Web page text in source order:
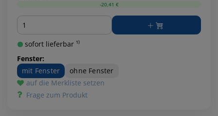
-20,41 €
Menge
sofort lieferbar ¹⁾
Fenster:
mit Fenster
ohne Fenster
auf die Merkliste setzen
Frage zum Produkt